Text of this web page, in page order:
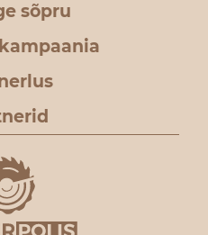
sõpru